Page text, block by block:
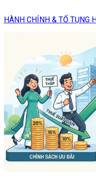
HÀNH CHÍNH & TỐ TỤNG